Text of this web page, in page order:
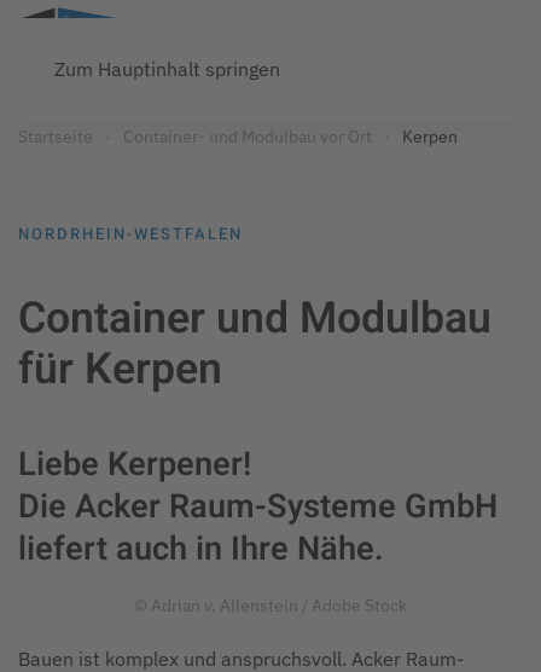
Zum Hauptinhalt springen
Startseite Container- und Modulbau vor Ort Kerpen
NORDRHEIN-WESTFALEN
Container und Modulbau
für Kerpen
Liebe Kerpener!
Die Acker Raum-Systeme GmbH
liefert auch in Ihre Nähe.
© Adrian v. Allenstein / Adobe Stock
Bauen ist komplex und anspruchsvoll. Acker Raum-